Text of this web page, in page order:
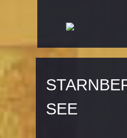
TO
STARNBERGER
SEE